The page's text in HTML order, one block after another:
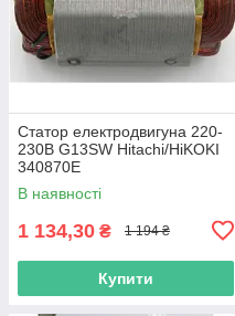
Статор електродвигуна 220-
230В G13SW Hitachi/HiKOKI
340870E
В наявності
1 134,30 ₴ 1 194 ₴
Купити